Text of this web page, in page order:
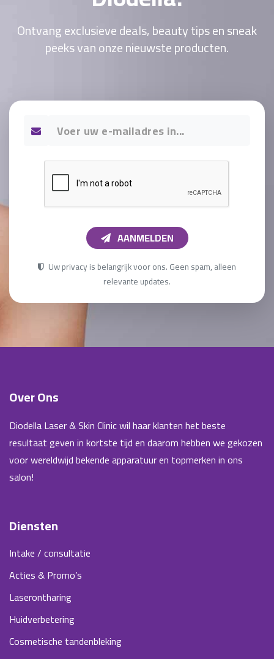
Ontvang exclusieve deals, beauty tips en sneak
peeks van onze nieuwste producten.
AANMELDEN
Uw privacy is belangrijk voor ons. Geen spam, alleen
relevante updates.
Over Ons
Diodella Laser & Skin Clinic wil haar klanten het beste
resultaat geven in kortste tijd en daarom hebben we gekozen
voor wereldwijd bekende apparatuur en topmerken in ons
salon!
Diensten
Intake / consultatie
Acties & Promo’s
Laserontharing
Huidverbetering
Cosmetische tandenbleking